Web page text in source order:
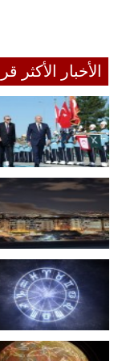
الأخبار الأكثر